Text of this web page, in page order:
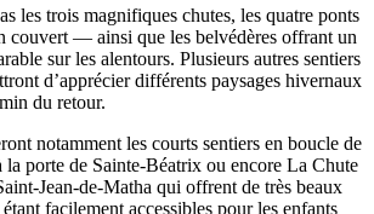
les trois magnifiques chutes, les quatre ponts
couvert — ainsi que les belvédères offrant un
sur les alentours. Plusieurs autres sentiers
d’apprécier différents paysages hivernaux
du retour.
notamment les courts sentiers en boucle de
porte de Sainte-Béatrix ou encore La Chute
Jean-de-Matha qui offrent de très beaux
facilement accessibles pour les enfants